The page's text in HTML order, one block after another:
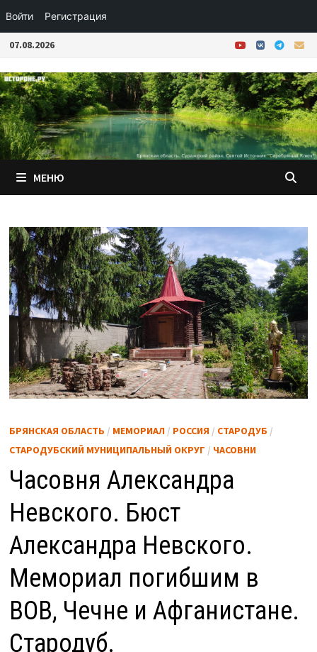
Войти Регистрация
Перейти
содержимому
07.08.2026
МЕНЮ
БРЯНСКАЯ ОБЛАСТЬ / МЕМОРИАЛ/ РОССИЯ / СТАРОДУБ /
СТАРОДУБСКИЙ МУНИЦИПАЛЬНЫЙ ОКРУГ / ЧАСОВНИ
Часовня Александра
Невского. Бюст
Александра Невского.
Мемориал погибшим в
ВОВ, Чечне и Афганистане.
Стародуб.